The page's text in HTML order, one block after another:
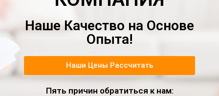
Наше Качество на Основе
Опыта!
Наши Цены Рассчитать
Пять причин обратиться к нам: